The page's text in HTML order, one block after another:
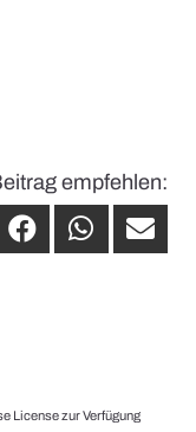
empfehlen:
License zur Verfügung